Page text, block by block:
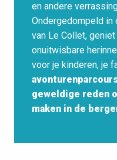
en andere
Ondergedompeld in
van Le Collet,
onuitwisbare
voor je kinderen, je
geweldige reden
maken in de